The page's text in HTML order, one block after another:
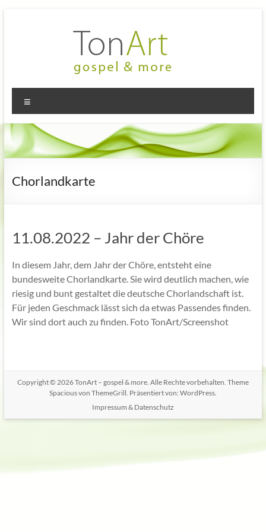
TonArt
–
gospel
&
more
Mein Chor
in
Hannover-
Linden
Chorlandkarte
11.08.2022 – Jahr der Chöre
In diesem Jahr, dem Jahr der Chöre, entsteht eine
bundesweite Chorlandkarte. Sie wird deutlich machen, wie
riesig und bunt gestaltet die deutsche Chorlandschaft ist.
Für jeden Geschmack lässt sich da etwas Passendes finden.
Wir sind dort auch zu finden. Foto TonArt/Screenshot
Copyright © 2026TonArt – gospel & more. Alle Rechte vorbehalten. Theme
Spaciousvon ThemeGrill. Präsentiert von: WordPress.
Impressum & Datenschutz